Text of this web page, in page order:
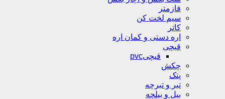
فازمتر
سیم لخت کن
کاتر
اره دستی و کمان اره
قیچی
قیچیpvc
چکش
پتک
تبر و تبرچه
بیل و بیلچه